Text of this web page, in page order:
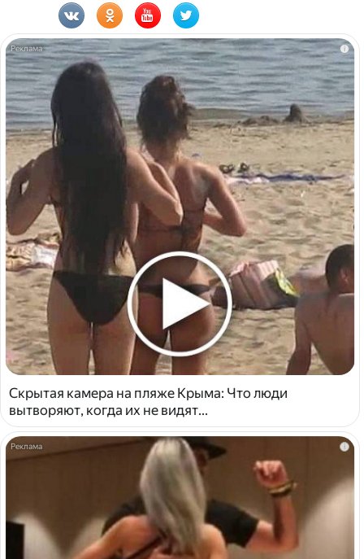
i
Скрытая камера на пляже Крыма: Что люди
вытворяют, когда их не видят...
i